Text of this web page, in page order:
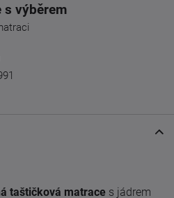
s výběrem
taštičková matrace s jádrem